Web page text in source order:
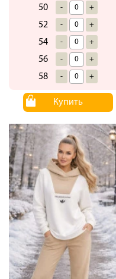
50 - +
52 - +
54 - +
56 - +
58 - +
Купить